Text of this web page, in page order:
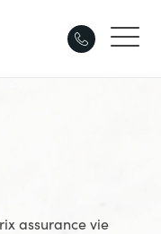
assurance vie